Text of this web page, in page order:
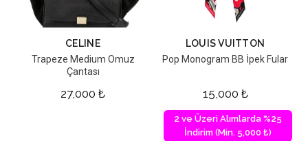
CELINE
Trapeze Medium Omuz
Çantası
27,000 ₺
LOUIS VUITTON
Pop Monogram BB İpek Fular
15,000 ₺
2 ve Üzeri Alımlarda %25
İndirim (Min. 5,000 ₺)